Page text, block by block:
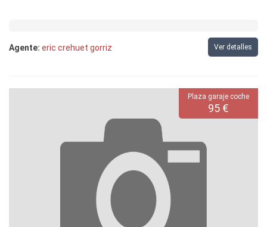
Agente: eric crehuet gorriz Ver detalles
Plaza garaje coche
95 €